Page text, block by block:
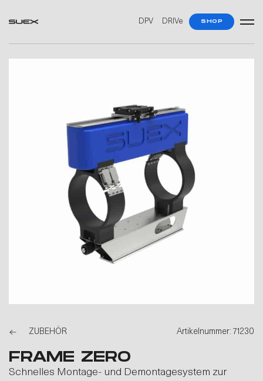
DPV DRIVe SHOP
ZUBEHÖR Artikelnummer: 71230
FRAME ZERO
Schnelles Montage- und Demontagesystem zur